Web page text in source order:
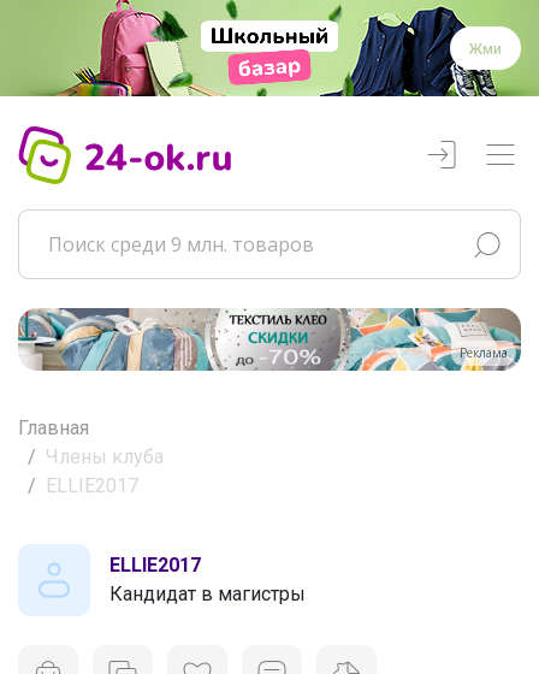
Жми
Реклама
Главная
Члены клуба
ELLIE2017
ELLIE2017
Кандидат в магистры